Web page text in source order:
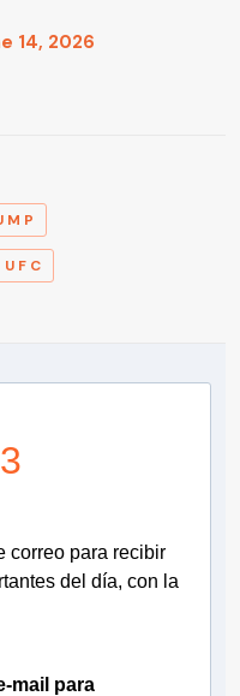
14, 2026
UFC
correo para recibir
del día, con la
mail para